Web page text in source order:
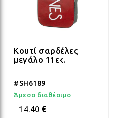
Κουτί σαρδέλες
μεγάλο 11εκ.
#SH6189
Άμεσα διαθέσιμο
14.40